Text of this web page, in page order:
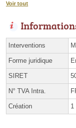
Voir tout
Interventions
Forme juridique
SIRET
N° TVA Intra.
Création 1